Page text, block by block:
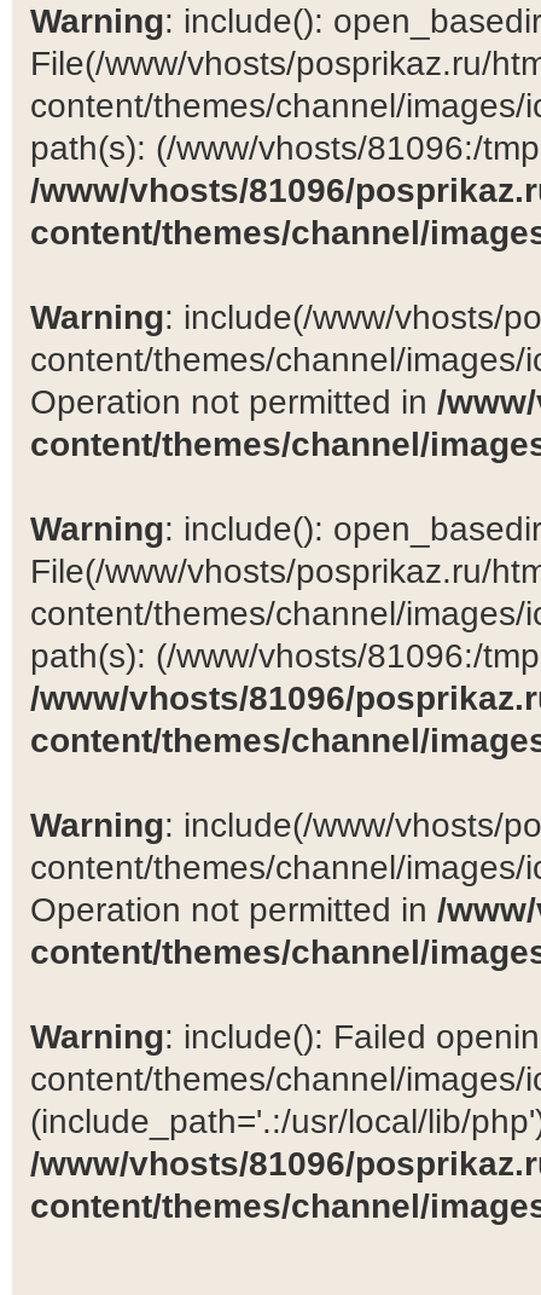
Warning: include():
File(/www/vhosts/posprikaz.ru/
content/themes/channel/
path(s): (/www/vhosts/81096:/
/www/vhosts/81096/
content/themes/channel/
Warning: include(/www/vhosts/
content/themes/channel/
Operation not permitted in /
content/themes/channel/
Warning: include():
File(/www/vhosts/posprikaz.ru/
content/themes/channel/
path(s): (/www/vhosts/81096:/
/www/vhosts/81096/
content/themes/channel/
Warning: include(/www/vhosts/
content/themes/channel/
Operation not permitted in /
content/themes/channel/
Warning: include(): Failed
content/themes/channel/images/
(include_path='.:/usr/local/lib/
/www/vhosts/81096/
content/themes/channel/